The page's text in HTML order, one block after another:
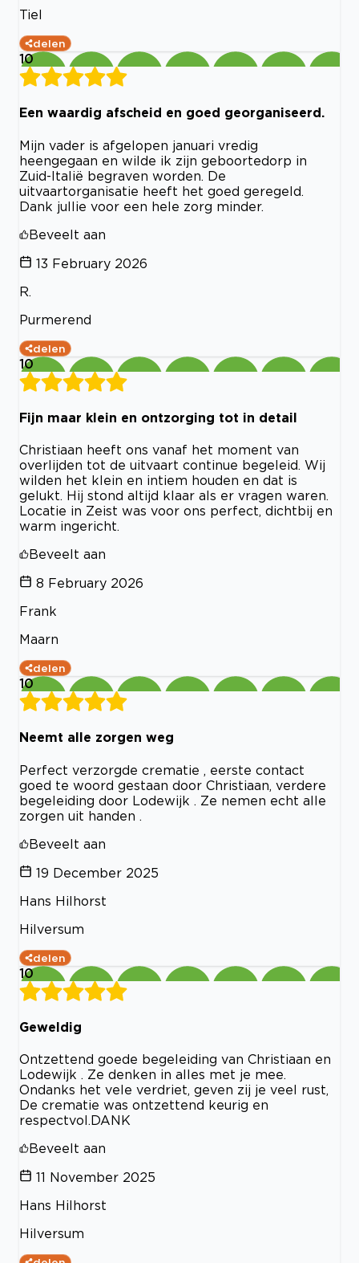
Tiel
delen
10
Een waardig afscheid en goed georganiseerd.
Mijn vader is afgelopen januari vredig
heengegaan en wilde ik zijn geboortedorp in
Zuid-Italië begraven worden. De
uitvaartorganisatie heeft het goed geregeld.
Dank jullie voor een hele zorg minder.
Beveelt aan
13 February 2026
R.
Purmerend
delen
10
Fijn maar klein en ontzorging tot in detail
Christiaan heeft ons vanaf het moment van
overlijden tot de uitvaart continue begeleid. Wij
wilden het klein en intiem houden en dat is
gelukt. Hij stond altijd klaar als er vragen waren.
Locatie in Zeist was voor ons perfect, dichtbij en
warm ingericht.
Beveelt aan
8 February 2026
Frank
Maarn
delen
10
Neemt alle zorgen weg
Perfect verzorgde crematie , eerste contact
goed te woord gestaan door Christiaan, verdere
begeleiding door Lodewijk . Ze nemen echt alle
zorgen uit handen .
Beveelt aan
19 December 2025
Hans Hilhorst
Hilversum
delen
10
Geweldig
Ontzettend goede begeleiding van Christiaan en
Lodewijk . Ze denken in alles met je mee.
Ondanks het vele verdriet, geven zij je veel rust,
De crematie was ontzettend keurig en
respectvol.DANK
Beveelt aan
11 November 2025
Hans Hilhorst
Hilversum